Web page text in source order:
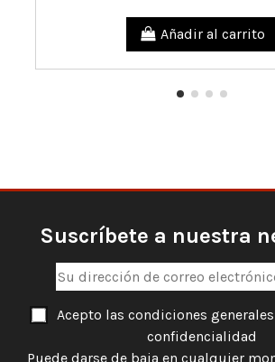
Añadir al carrito
Suscríbete a nuestra
Acepto las condiciones
confidencialidad
Puede darse de baja en cualquier